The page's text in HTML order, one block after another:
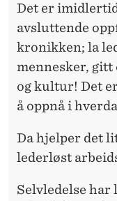
Det er
avsluttende
kronikken; la
mennesker,
og kultur! Det
å oppnå i
Da hjelper det
lederløst
Selvledelse